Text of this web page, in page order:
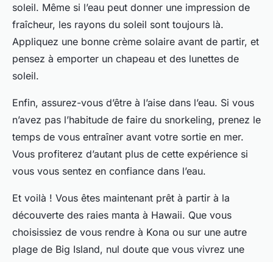
soleil. Même si l’eau peut donner une impression de
fraîcheur, les rayons du soleil sont toujours là.
Appliquez une bonne crème solaire avant de partir, et
pensez à emporter un chapeau et des lunettes de
soleil.
Enfin, assurez-vous d’être à l’aise dans l’eau. Si vous
n’avez pas l’habitude de faire du snorkeling, prenez le
temps de vous entraîner avant votre sortie en mer.
Vous profiterez d’autant plus de cette expérience si
vous vous sentez en confiance dans l’eau.
Et voilà ! Vous êtes maintenant prêt à partir à la
découverte des raies manta à Hawaii. Que vous
choisissiez de vous rendre à Kona ou sur une autre
plage de Big Island, nul doute que vous vivrez une